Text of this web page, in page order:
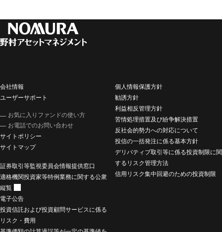
会社情報
ユーザーサポート
お気に入りファンドの使い方
お電話でのお問い合わせ
サイトポリシー
サイトマップ
個人情報保護方針
勧誘方針
利益相反管理方針
苦情処理措置及び紛争解決措置
反社会的勢力への対応について
投信の一括発注に係る基本方針
デリバティブ取引等に係る投資制限に関
するリスク管理方法
信用リスク集中回避のための投資制限
証券取引等監視委員会情報提供窓口
適格機関投資家等特例業務に関する公衆
縦覧
電子公告
投資信託および投資顧問サービスに係る
リスク・費用